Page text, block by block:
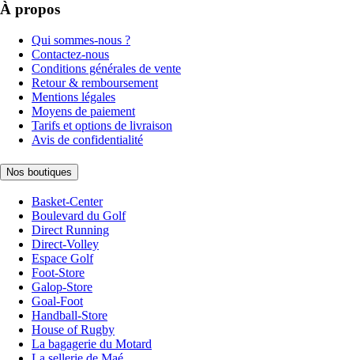
À propos
Qui sommes-nous ?
Contactez-nous
Conditions générales de vente
Retour & remboursement
Mentions légales
Moyens de paiement
Tarifs et options de livraison
Avis de confidentialité
Nos boutiques
Basket-Center
Boulevard du Golf
Direct Running
Direct-Volley
Espace Golf
Foot-Store
Galop-Store
Goal-Foot
Handball-Store
House of Rugby
La bagagerie du Motard